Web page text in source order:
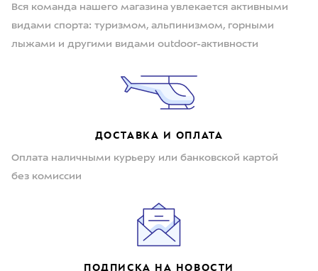
Вся команда нашего магазина увлекается активными
видами спорта: туризмом, альпинизмом, горными
лыжами и другими видами outdoor-активности
ДОСТАВКА И ОПЛАТА
Оплата наличными курьеру или банковской картой
без комиссии
ПОДПИСКА НА НОВОСТИ